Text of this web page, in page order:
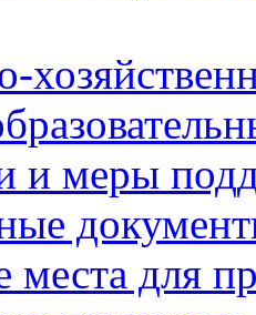
и меры
места для